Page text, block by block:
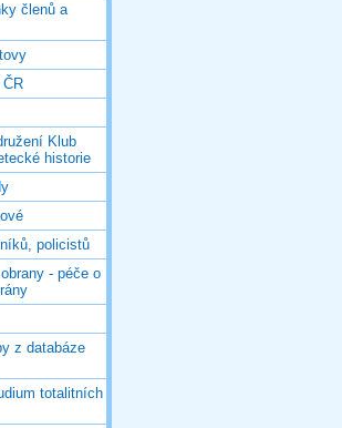
členů a
ČR
Klub
historie
policistů
- péče o
z databáze
totalitních